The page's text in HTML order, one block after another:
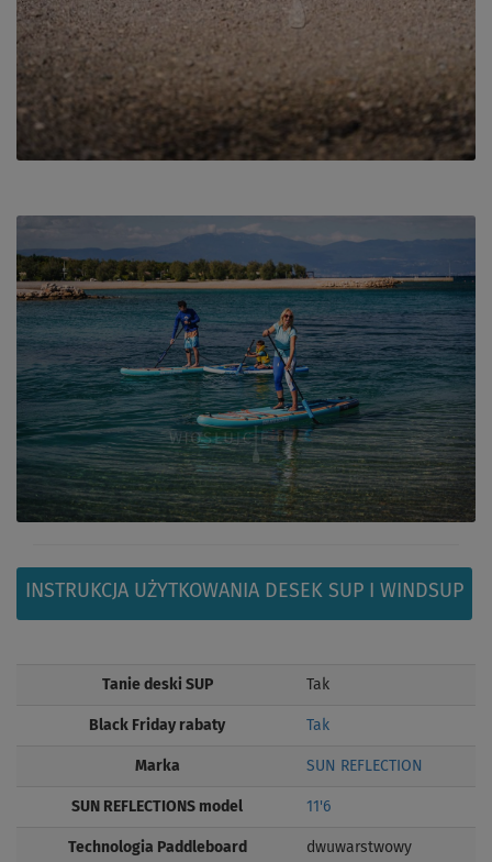
INSTRUKCJA UŻYTKOWANIA DESEK SUP I WINDSUP
Tanie deski SUP Tak
Black Friday rabaty Tak
Marka SUN REFLECTION
SUN REFLECTIONS model 11'6
Technologia Paddleboard dwuwarstwowy